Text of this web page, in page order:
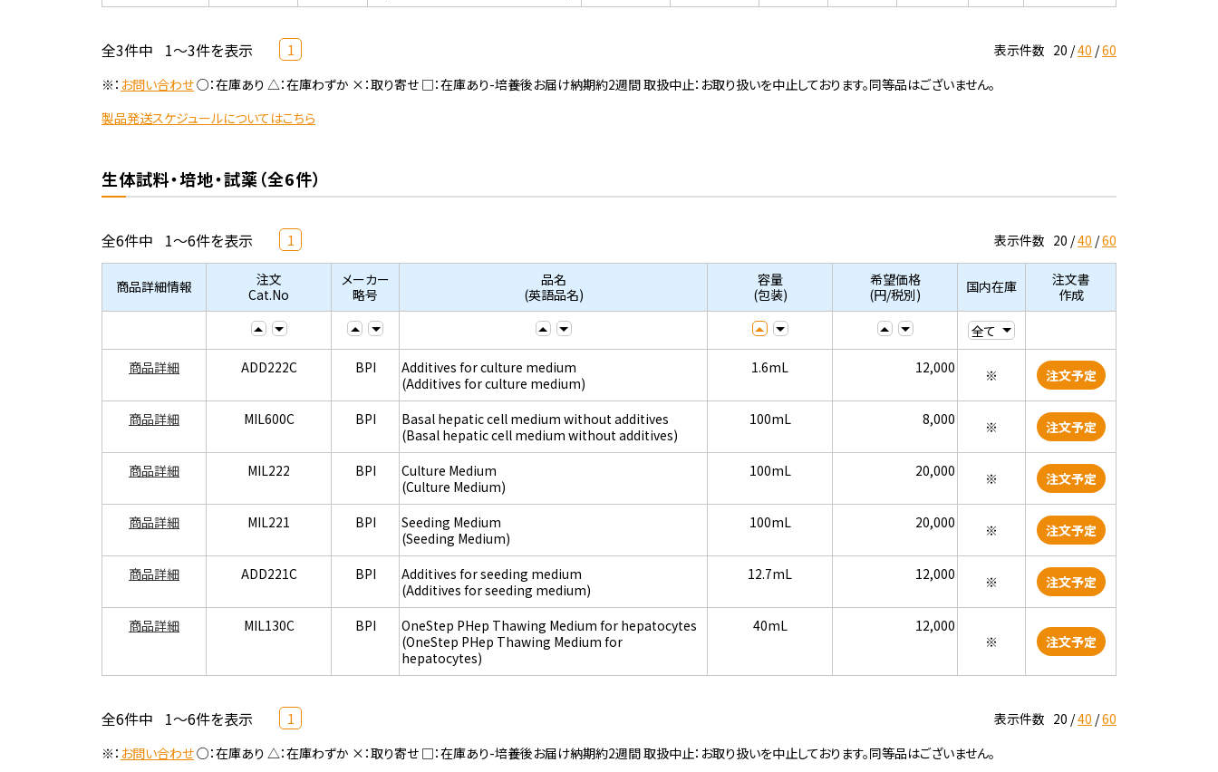
全3件中 1～3件を表示 1 表示件数 20 40 60
※： お問い合わせ○：在庫あり △：在庫わずか ×：取り寄せ □：在庫あり-培養後お届け納期約2週間 取扱中止：お取り扱いを中止しております。同等品はございません。
製品発送スケジュールについてはこちら
生体試料・培地・試薬（全6件）
全6件中 1～6件を表示 1 表示件数 20 40 60
商品詳細情報
注文
Cat.No
メーカー
略号
品名
(英語品名)
容量
(包装)
希望価格
(円/税別)
国内在庫
注文書
作成
商品詳細 ADD222C BPI
Additives for culture medium
(Additives for culture medium)
1.6mL 12,000 ※ 注文予定
商品詳細 MIL600C BPI
Basal hepatic cell medium without additives
(Basal hepatic cell medium without additives)
100mL 8,000 ※ 注文予定
商品詳細 MIL222 BPI
Culture Medium
(Culture Medium)
100mL 20,000 ※ 注文予定
商品詳細 MIL221 BPI
Seeding Medium
(Seeding Medium)
100mL 20,000 ※ 注文予定
商品詳細 ADD221C BPI
Additives for seeding medium
(Additives for seeding medium)
12.7mL 12,000 ※ 注文予定
商品詳細 MIL130C BPI
OneStep PHep Thawing Medium for hepatocytes
(OneStep PHep Thawing Medium for
hepatocytes)
40mL
12,000
※
注文予定
全6件中 1～6件を表示 1 表示件数 20 40 60
※： お問い合わせ○：在庫あり △：在庫わずか ×：取り寄せ □：在庫あり-培養後お届け納期約2週間 取扱中止：お取り扱いを中止しております。同等品はございません。